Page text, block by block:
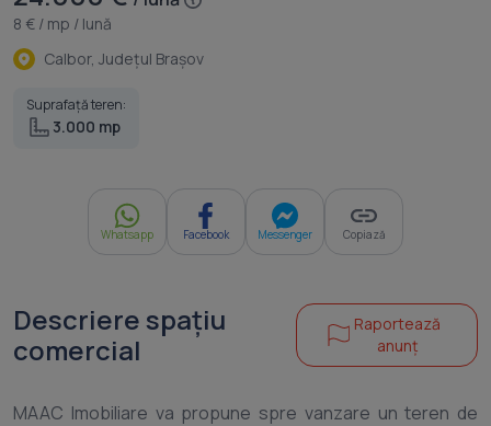
8 € / mp / lună
Calbor, Judeţul Braşov
Suprafață teren:
3.000 mp
Whatsapp Facebook Messenger Copiază
Descriere spațiu
comercial
Raportează
anunț
MAAC Imobiliare va propune spre vanzare un teren de